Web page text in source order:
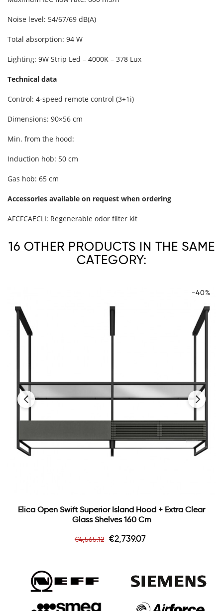
Noise level: 54/67/69 dB(A)
Total absorption: 94 W
Lighting: 9W Strip Led – 4000K – 378 Lux
Technical data
Control: 4-speed remote control (3+1i)
Dimensions: 90×56 cm
Min. from the hood:
Induction hob: 50 cm
Gas hob: 65 cm
Accessories available on request when ordering
AFCFCAECLI: Regenerable odor filter kit
16 OTHER PRODUCTS IN THE SAME
CATEGORY:
Elica Open Swift Superior Island Hood + Extra Clear
Glass Shelves 160 Cm
Regular
€4,565.12
-40%
Price
€2,739.07
‹ ›